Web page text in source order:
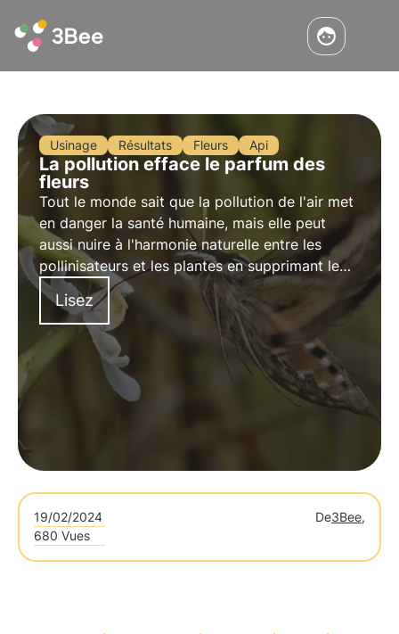
Usinage Résultats Fleurs Api
La pollution efface le parfum des
fleurs
Tout le monde sait que la pollution de l'air met
en danger la santé humaine, mais elle peut
aussi nuire à l'harmonie naturelle entre les
pollinisateurs et les plantes en supprimant le
parfum des fleurs. Découvrez dans cet article
l'étude menée et l'impact de ce phénomène sur
la biodiversité.
Lisez
19/02/2024 De3Bee,
680 Vues